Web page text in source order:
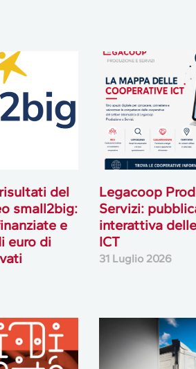
del
small2big:
e
euro di
Legacoop
Servizi:
interattiva
ICT
31 Luglio 2026